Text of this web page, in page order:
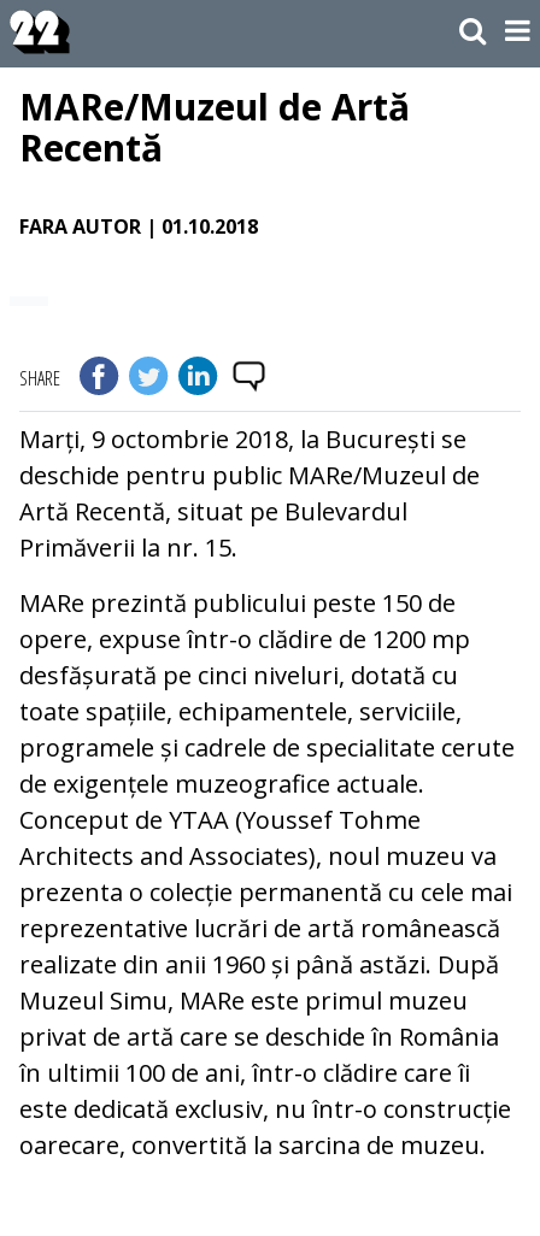
MARe/Muzeul de Artă
Recentă
FARA AUTOR | 01.10.2018
SHARE
Marți, 9 octombrie 2018, la București se
deschide pentru public MARe/Muzeul de
Artă Recentă, situat pe Bulevardul
Primăverii la nr. 15.
MARe prezintă publicului peste 150 de
opere, expuse într-o clădire de 1200 mp
desfășurată pe cinci niveluri, dotată cu
toate spațiile, echipamentele, serviciile,
programele și cadrele de specialitate cerute
de exigențele muzeografice actuale.
Conceput de YTAA (Youssef Tohme
Architects and Associates), noul muzeu va
prezenta o colecție permanentă cu cele mai
reprezentative lucrări de artă românească
realizate din anii 1960 și până astăzi. După
Muzeul Simu, MARe este primul muzeu
privat de artă care se deschide în România
în ultimii 100 de ani, într-o clădire care îi
este dedicată exclusiv, nu într-o construcție
oarecare, convertită la sarcina de muzeu.